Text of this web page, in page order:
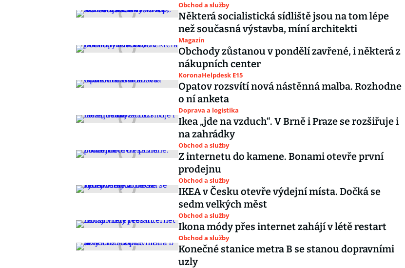
Obchod a služby
Některá socialistická sídliště jsou na tom lépe
než současná výstavba, míní architekti
Magazín
Obchody zůstanou v pondělí zavřené, i některá z
nákupních center
KoronaHelpdesk E15
Opatov rozsvítí nová nástěnná malba. Rozhodne
o ní anketa
Doprava a logistika
Ikea „jde na vzduch“. V Brně i Praze se rozšiřuje i
na zahrádky
Obchod a služby
Z internetu do kamene. Bonami otevře první
prodejnu
Obchod a služby
IKEA v Česku otevře výdejní místa. Dočká se
sedm velkých měst
Obchod a služby
Ikona módy přes internet zahájí v létě restart
Obchod a služby
Konečné stanice metra B se stanou dopravními
uzly